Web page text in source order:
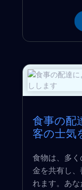
食事の配
客の士気
食物は、多
金を共有し
れます。あ